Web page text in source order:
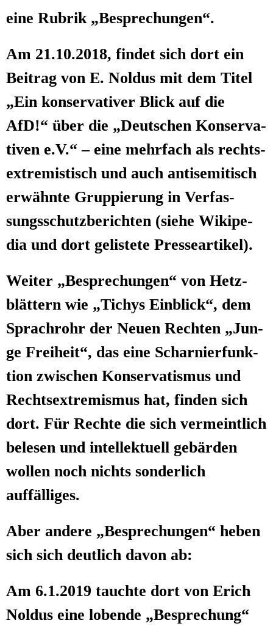
eine Rubrik „Bespre­chun­gen“.
Am 21.10.2018, fin­det sich dort ein
Bei­trag von E. Nol­dus mit dem Titel
„Ein kon­ser­va­ti­ver Blick auf die
AfD!“ über die „Deut­schen Kon­ser­va­
ti­ven e.V.“ – eine mehr­fach als rechts­
extre­mis­tisch und auch anti­se­mi­tisch
erwähn­te Grup­pie­rung in Ver­fas­
sungs­schutz­be­rich­ten (sie­he Wiki­pe­
dia und dort gelis­te­te Presseartikel).
Wei­ter „Bespre­chun­gen“ von Hetz­
blät­tern wie „Tichys Ein­blick“, dem
Sprach­rohr der Neu­en Rech­ten „Jun­
ge Frei­heit“, das eine Schar­nier­funk­
ti­on zwi­schen Kon­ser­va­tis­mus und
Rechts­extre­mis­mus hat, fin­den sich
dort. Für Rech­te die sich ver­meint­lich
bele­sen und intel­lek­tu­ell gebär­den
wol­len noch nichts son­der­lich
auffälliges.
Aber ande­re „Bespre­chun­gen“ heben
sich sich deut­lich davon ab:
Am 6.1.2019 tauch­te dort von Erich
Nol­dus eine loben­de „Bespre­chung“